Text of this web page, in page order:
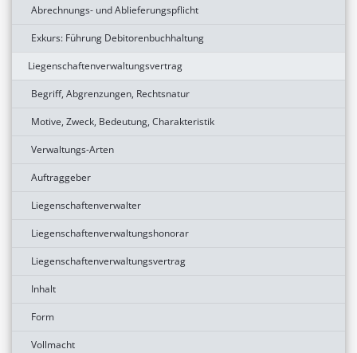
Abrechnungs- und Ablieferungspflicht
Exkurs: Führung Debitorenbuchhaltung
Liegenschaftenverwaltungsvertrag
Begriff, Abgrenzungen, Rechtsnatur
Motive, Zweck, Bedeutung, Charakteristik
Verwaltungs-Arten
Auftraggeber
Liegenschaftenverwalter
Liegenschaftenverwaltungshonorar
Liegenschaftenverwaltungsvertrag
Inhalt
Form
Vollmacht